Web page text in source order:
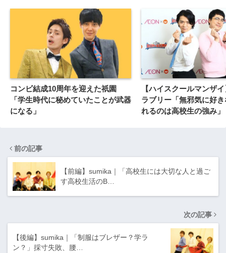
コンビ結成10周年を迎えた祇園
「学生時代に秘めていたことが武器
になる」
【ハイスクールマンザ
ラブリー「無邪気に好
れるのは高校生の強み」
前の記事
【前編】sumika｜「高校生には大切な人と過ご
す高校生活のB…
次の記事
【後編】sumika｜「制服はブレザー？学ラ
ン？」採寸失敗、腰…